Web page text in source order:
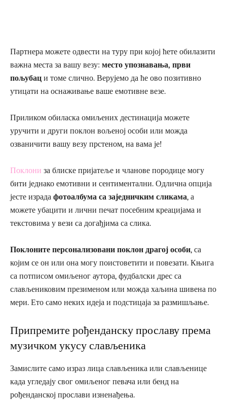
Партнера можете одвести на туру при којој ћете обилазити
важна места за вашу везу: место упознавања, први
пољубац и томе слично. Верујемо да ће ово позитивно
утицати на оснаживање ваше емотивне везе.
Приликом обиласка омиљених дестинација можете
уручити и други поклон вољеној особи или можда
озваничити вашу везу прстеном, на вама је!
Поклони за блиске пријатеље и чланове породице могу
бити једнако емотивни и сентиментални. Одлична опција
јесте израда фотоалбума са заједничким сликама, а
можете убацити и лични печат посебним креацијама и
текстовима у вези са догађјима са слика.
Поклоните персонализовани поклон драгој особи, са
којим се он или она могу поистоветити и повезати. Књига
са потписом омиљеног аутора, фудбалски дрес са
слављениковим презименом или можда хаљина шивена по
мери. Ето само неких идеја и подстицаја за размишљање.
Припремите рођенданску прославу према
музичком укусу слављеника
Замислите само израз лица слављеника или слављенице
када угледају свог омиљеног певача или бенд на
рођенданској прослави изненађења.